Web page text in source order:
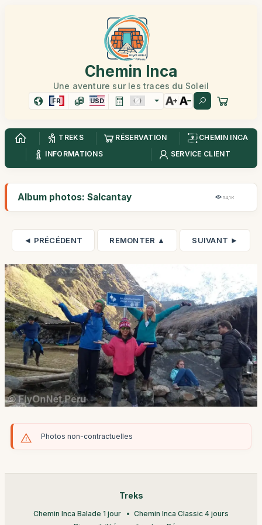
Chemin Inca
Une aventure sur les traces du Soleil
FR USD
TREKS RÉSERVATION
CHEMIN INCA
INFORMATIONS
SERVICE CLIENT
Album photos: Salcantay 54,1K
◄ PRÉCÉDENT REMONTER ▲ SUIVANT ►
Photos non-contractuelles
Treks
Chemin Inca Balade 1 jour
Chemin Inca Classic 4 jours